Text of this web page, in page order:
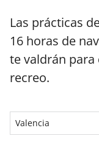
Las prácticas
16 horas de
te valdrán
recreo.
Valencia